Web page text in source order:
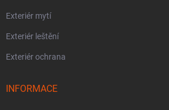
Exteriér mytí
Exteriér leštění
Exteriér ochrana
INFORMACE